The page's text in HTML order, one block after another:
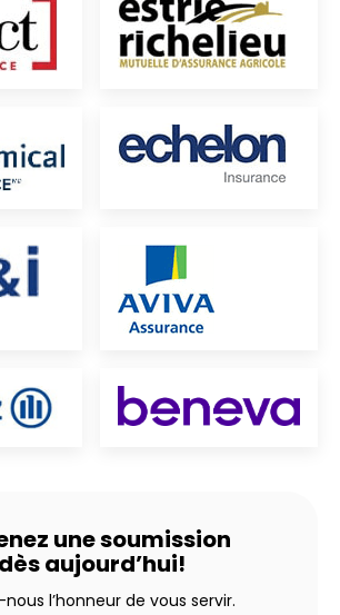
une soumission
dès aujourd’hui!
nous l’honneur de vous servir.